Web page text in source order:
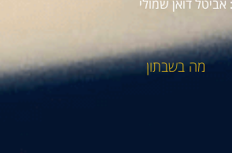
: אביטל דואן שמולי
מה בשבתון